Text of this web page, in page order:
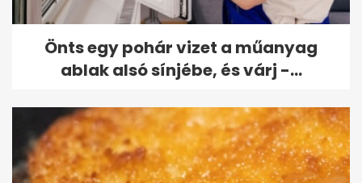
Önts egy pohár vizet a műanyag
ablak alsó sínjébe, és várj -...